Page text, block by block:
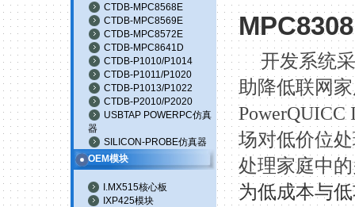
CTDB-MPC8568E
CTDB-MPC8569E
CTDB-MPC8572E
CTDB-MPC8641D
CTDB-P1010/P1014
CTDB-P1011/P1020
CTDB-P1013/P1022
CTDB-P2010/P2020
USBTAP POWERPC仿真
器
SILICON-PROBE仿真器
OEM模块
I.MX515核心板
IXP425模块
MPC8308
开发系统
助降低联网
PowerQUICC
场对低价位
处理家庭中
为低成本与